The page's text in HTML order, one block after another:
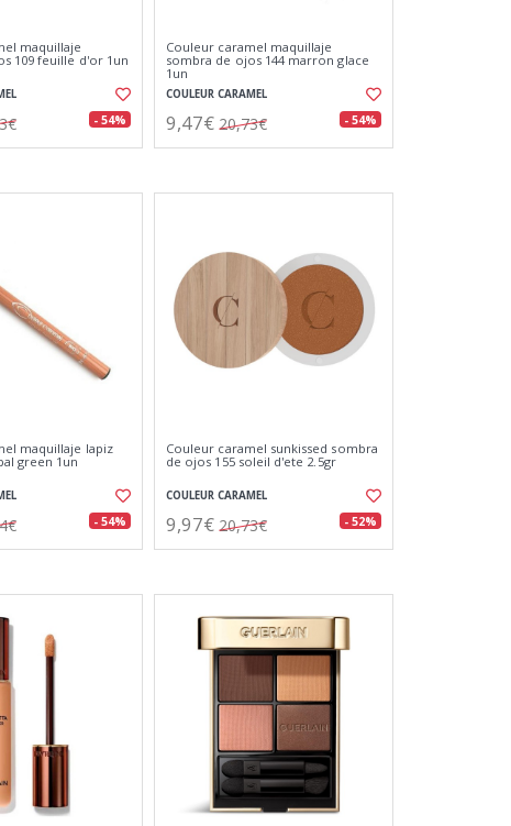
maquillaje
109 feuille d'or 1un
- 54%
Couleur caramel maquillaje
sombra de ojos 144 marron glace
1un
COULEUR CARAMEL
9,47€ 20,73€ - 54%
maquillaje lapiz
green 1un
- 54%
Couleur caramel sunkissed sombra
de ojos 155 soleil d'ete 2.5gr
COULEUR CARAMEL
9,97€ 20,73€ - 52%